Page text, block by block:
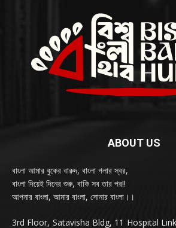
ABOUT US
বাংলা আমার বুকের বারুদ, বাংলা গলার স্বর,
বাংলা দিয়েই দিনের শুরু, বাকি সব তার পর!!
আপনার বাংলা, আমার বাংলা, সোনার বাংলা।।
3rd Floor, Satavisha Bldg, 11 Hospital